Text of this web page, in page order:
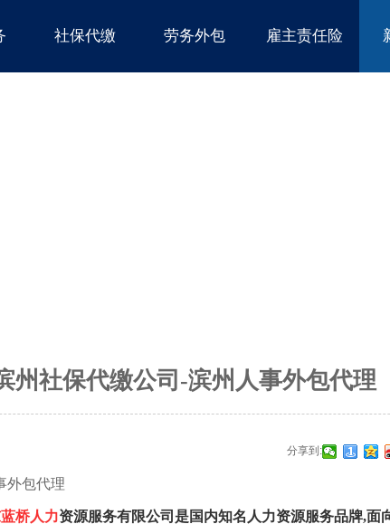
社保代缴 劳务外包 雇主责任险
州社保代缴公司-滨州人事外包代理
分享到:
外包代理
桥人力资源服务有限公司是国内知名人力资源服务品牌,面